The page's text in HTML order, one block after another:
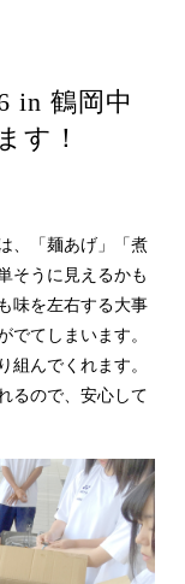
in 鶴岡中
す！
、「麺あげ」「煮
そうに見えるかも
味を左右する大事
でてしまいます。
組んでくれます。
るので、安心して